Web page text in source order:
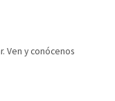
Ven y conócenos